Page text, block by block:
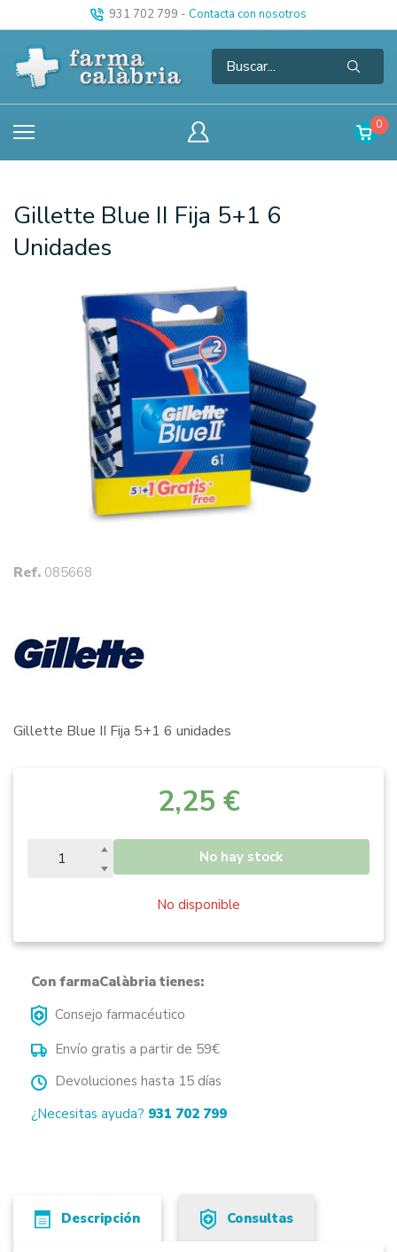
931 702 799 - Contacta con nosotros
0
Gillette Blue II Fija 5+1 6
Unidades
Ref. 085668
Gillette Blue II Fija 5+1 6 unidades
2,25 €
No hay stock
No disponible
Con farmaCalàbria tienes:
Consejo farmacéutico
Envío gratis a partir de 59€
Devoluciones hasta 15 días
¿Necesitas ayuda? 931 702 799
Descripción Consultas